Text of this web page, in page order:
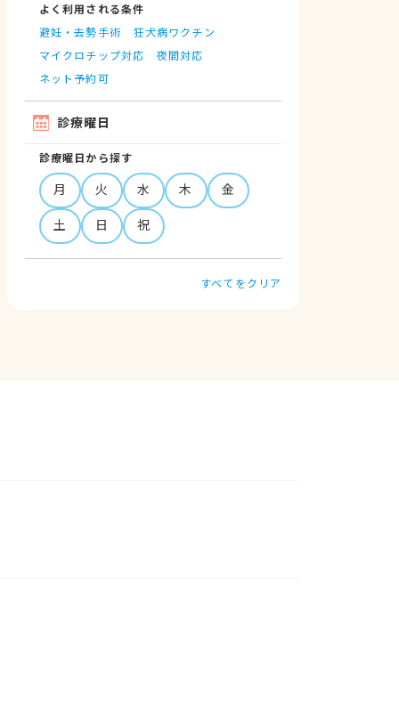
よく利用される条件
避妊・去勢手術
狂犬病ワクチン
マイクロチップ対応
夜間対応
ネット予約可
診療曜日
診療曜日から探す
月 火 水 木
金
土
日 祝
すべてをクリア